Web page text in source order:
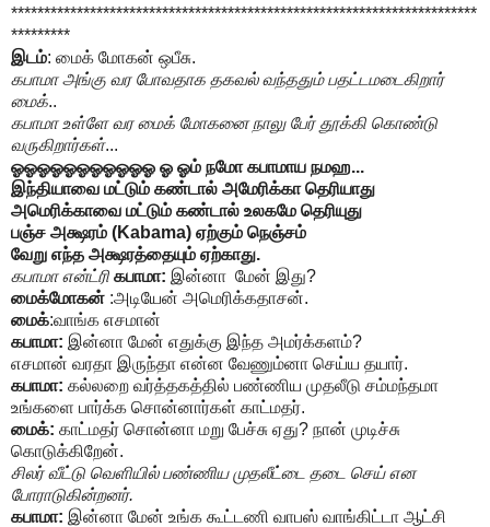
***********************************************************************
*********
இடம்: மைக் மோகன் ஒபீசு.
கபாமா அங்கு வர போவதாக தகவல் வந்ததும் பதட்டமடைகிறார்
மைக்..
கபாமா உள்ளே வர மைக் மோகனை நாலு பேர் தூக்கி கொண்டு
வருகிறார்கள்...
ஓஓஓஓஓஓஓஓஓஓஓ ஓ ஓம் நமோ கபாமாய நமஹ...
இந்தியாவை மட்டும் கண்டால் அமேரிக்கா தெரியாது
அமெரிக்காவை மட்டும் கண்டால் உலகமே தெரியுது
பஞ்ச அக்ஷரம் (Kabama) ஏற்கும் நெஞ்சம்
வேறு எந்த அக்ஷரத்தையும் ஏற்காது.
கபாமா என்ட்ரி கபாமா: இன்னா மேன் இது?
மைக்மோகன் :அடியேன் அமெரிக்கதாசன்.
மைக்:வாங்க எசமான்
கபாமா: இன்னா மேன் எதுக்கு இந்த அமர்க்களம்?
எசமான் வரதா இருந்தா என்ன வேணும்னா செய்ய தயார்.
கபாமா: கல்லறை வர்த்தகத்தில் பண்ணிய முதலீடு சம்மந்தமா
உங்களை பார்க்க சொன்னார்கள் காட்மதர்.
மைக்: காட்மதர் சொன்னா மறு பேச்சு ஏது? நான் முடிச்சு
கொடுக்கிறேன்.
சிலர் வீட்டு வெளியில் பண்ணிய முதலீட்டை தடை செய் என
போராடுகின்றனர்.
கபாமா: இன்னா மேன் உங்க கூட்டணி வாபஸ் வாங்கிட்டா ஆட்சி